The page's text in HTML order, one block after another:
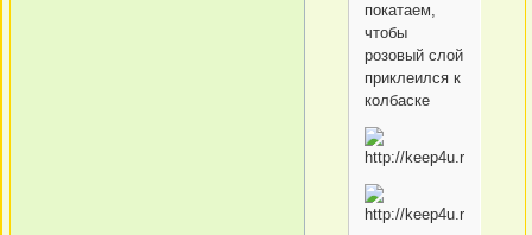
покатаем,
чтобы
розовый слой
приклеился к
колбаске